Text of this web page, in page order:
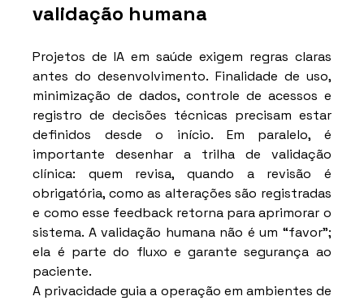
validação humana
Projetos de IA em saúde exigem regras claras
antes do desenvolvimento. Finalidade de uso,
minimização de dados, controle de acessos e
registro de decisões técnicas precisam estar
definidos desde o início. Em paralelo, é
importante desenhar a trilha de validação
clínica: quem revisa, quando a revisão é
obrigatória, como as alterações são registradas
e como esse feedback retorna para aprimorar o
sistema. A validação humana não é um “favor”;
ela é parte do fluxo e garante segurança ao
paciente.
A privacidade guia a operação em ambientes de